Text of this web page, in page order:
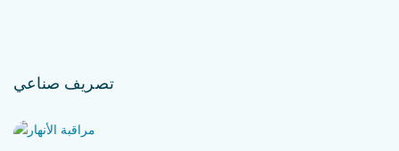
تصريف صناعي